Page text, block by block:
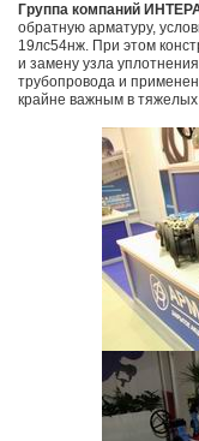
Группа компаний
обратную арматуру,
19лс54нж. При этом
и замену узла
трубопровода и
крайне важным в тяжелых